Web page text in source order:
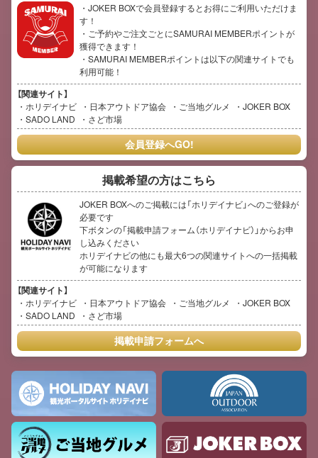
・JOKER BOXで会員登録するとお得にご利用いただけま
す！
・ご予約やご注文ごとにSAMURAI MEMBERポイントが
獲得できます！
・SAMURAI MEMBERポイントは以下の関連サイトでも
利用可能！
【関連サイト】
ホリデイナビ 日本アウトドア協会 ご当地グルメ
JOKER BOX
SADO LAND
さど市場
会員登録へGO!
掲載希望の方はこちら
JOKER BOXへのご掲載には「ホリデイナビ」へのご登録が
必要です
下ボタンの「掲載申請フォーム（ホリデイナビ）」からお申
し込みください
ホリデイナビの他にも最大6つの関連サイトへの一括掲載
が可能になります
【関連サイト】
ホリデイナビ 日本アウトドア協会 ご当地グルメ
JOKER BOX
SADO LAND
さど市場
掲載申請フォームへ